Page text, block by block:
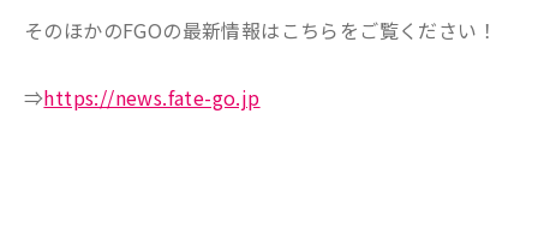
そのほかのFGOの最新情報はこちらをご覧ください！
⇒https://news.fate-go.jp